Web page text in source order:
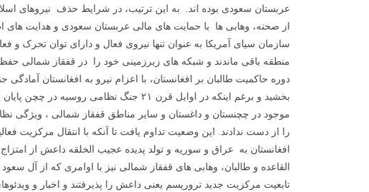
عربستان سعودی بوده اند. به این ترتیب، در شرایط حذف نیروهای
از صحنه، وهابی ها با حمایت های مالی عربستان سعودی و هدایت های
سازمان سیای آمریکا به عنوان تنها نیروی فعال و دارای توان تحرک و
منطقه باقی ماندند و شبکه های زیرزمینی خود را در قفقاز شمالی حفظ
دوره حاکمیت طالبان بر افغانستان، با اعزام نیرو به افغانستان
بخشید و برغم اینکه در اوایل قرن ۲۱ جنگ نظامی روسیه
موجود در چچنستان و داغستان و سایر مناطق قفقاز شمالی ، ویژگی
را از دست ندادند. این وضعیت تداوم یافت تا آنکه با انتقال مرکزیت
افغانستان به عراق و سوریه و تولد پدیده عجیب الخلقه داعش از
القاعده و طالبان، وهابی های قفقاز شمالی نیز با اوامری که از آل
تابعیت مرکزیت جدید تروریسم یعنی داعش را پذیرفتند و اخبار و